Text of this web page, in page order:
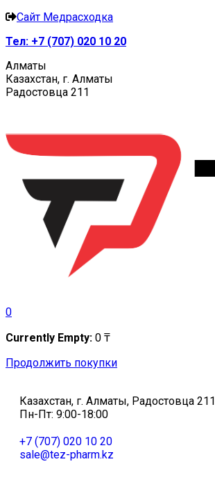
Сайт Медрасходка
Тел: +7 (707) 020 10 20
Алматы
Казахстан, г. Алматы
Радостовца 211
0
Currently Empty: 0 ₸
Продолжить покупки
Казахстан, г. Алматы, Радостовца 211
Пн-Пт: 9:00-18:00
+7 (707) 020 10 20
sale@tez-pharm.kz